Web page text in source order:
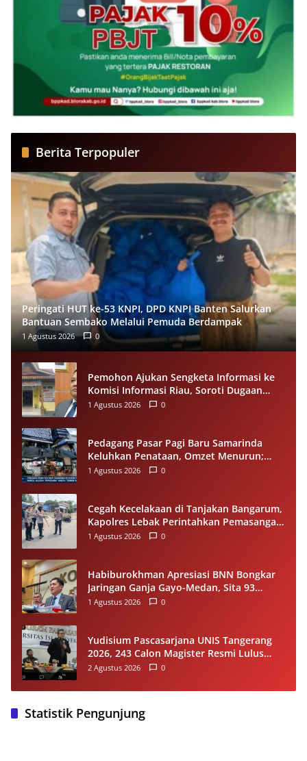
Berita Terpopuler
Peringati HUT ke-53 KNPI, DPD KNPI Banten Salurkan
Bantuan Sembako Melalui Pemuda Berdampak
1 Agustus 2026 0
Pemohon Ajukan Sengketa Informasi ke
Komisi Informasi Riau, Soroti Dugaan
Tidak Ditanggapinya Permohonan ke
1 Agustus 2026 0
Pedagang Pasar Pagi Baru Samarinda
Keluhkan Penataan, Omzet Menurun;
Minta Pemkot Evaluasi Distribusi Ruko
1 Agustus 2026 0
Cegah Kecelakaan di Tanjakan Bangarum,
Kapolres Lebak Perintahkan Pemasangan
Rambu Lalu Lintas
1 Agustus 2026 0
Habiburokhman Apresiasi BNN Bongkar
Jaringan Ganja Gayo-Medan, Sita 93
Kilogram di Sumut
1 Agustus 2026 0
Yudisium Pascasarjana UNIS Tangerang
2026, 243 Calon Magister Resmi Lulus
Siap Diwisuda Oktober
2 Agustus 2026 0
Statistik Pengunjung